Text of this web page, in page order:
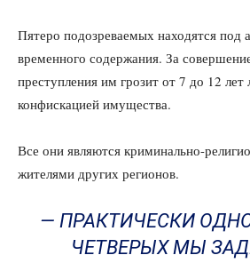
Пятеро подозреваемых находятся под
временного содержания. За
преступления им грозит от 7 до 12
конфискацией имущества.
Все они являются криминально-
жителями других регионов.
— ПРАКТИЧЕСКИ
ЧЕТВЕРЫХ МЫ